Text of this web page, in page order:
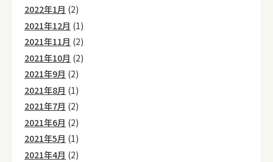
2022年1月 (2)
2021年12月 (1)
2021年11月 (2)
2021年10月 (2)
2021年9月 (2)
2021年8月 (1)
2021年7月 (2)
2021年6月 (2)
2021年5月 (1)
2021年4月 (2)